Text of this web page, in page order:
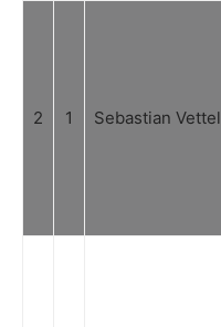
2 1 Sebastian Vettel